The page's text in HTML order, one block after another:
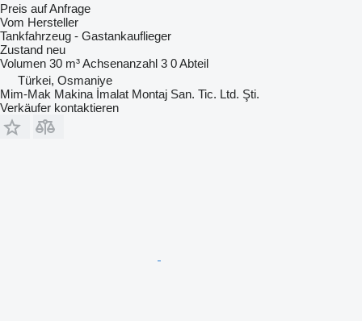
Preis auf Anfrage
Vom Hersteller
Tankfahrzeug - Gastankauflieger
Zustand neu
Volumen 30 m³Achsenanzahl 3 0 Abteil
Türkei, Osmaniye
Mim-Mak Makina İmalat Montaj San. Tic. Ltd. Şti.
Verkäufer kontaktieren